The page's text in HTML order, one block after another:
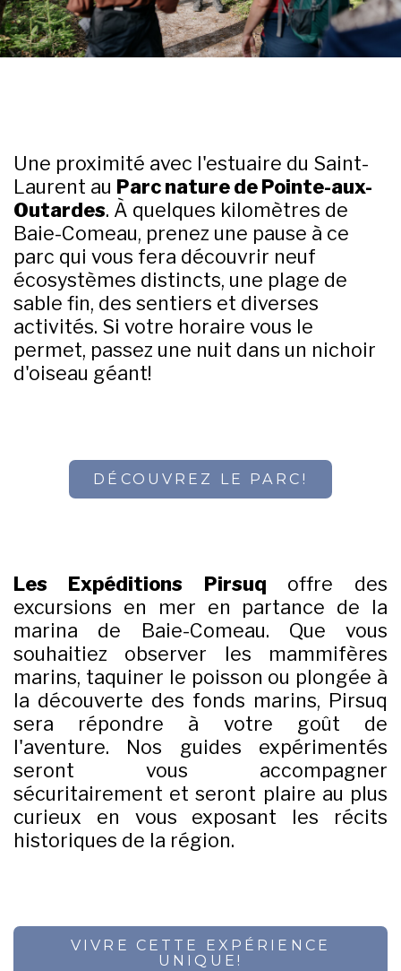
Une proximité avec l'estuaire du Saint-
Laurent au Parc nature de Pointe-aux-
Outardes. À quelques kilomètres de
Baie-Comeau, prenez une pause à ce
parc qui vous fera découvrir neuf
écosystèmes distincts, une plage de
sable fin, des sentiers et diverses
activités. Si votre horaire vous le
permet, passez une nuit dans un nichoir
d'oiseau géant!
DÉCOUVREZ LE PARC!
Les Expéditions Pirsuq offre des
excursions en mer en partance de la
marina de Baie-Comeau. Que vous
souhaitiez observer les mammifères
marins, taquiner le poisson ou plongée à
la découverte des fonds marins, Pirsuq
sera répondre à votre goût de
l'aventure. Nos guides expérimentés
seront vous accompagner
sécuritairement et seront plaire au plus
curieux en vous exposant les récits
historiques de la région.
VIVRE CETTE EXPÉRIENCE
UNIQUE!